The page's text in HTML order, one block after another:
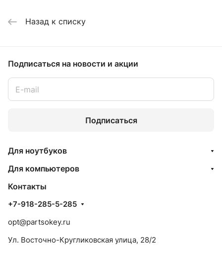
Назад к списку
Подписаться на новости и акции
Подписаться
Для ноутбуков
Для компьютеров
Контакты
+7-918-285-5-285
opt@partsokey.ru
Ул. Восточно-Кругликовская улица, 28/2